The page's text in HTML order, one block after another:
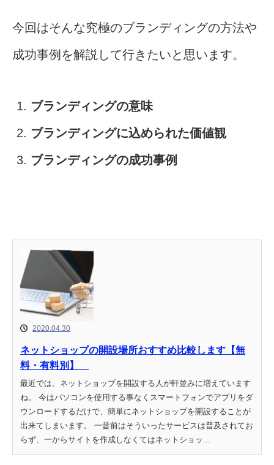
今回はそんな究極のブランディングの方法や
成功事例を解説して行きたいと思います。
ブランディングの意味
ブランディングに込められた価値観
ブランディングの成功事例
2020.04.30
ネットショップの開設場所おすすめ比較します【無
料・有料別】
最近では、ネットショップを開設する人が軒並みに増えています
ね。 今はパソコンを使用する事なくスマートフォンでアプリをダ
ウンロードするだけで、簡単にネットショップを開設することが
出来てしまいます。 一昔前はそういったサービスは普及されてお
らず、一からサイトを作成しなくてはネットショッ...